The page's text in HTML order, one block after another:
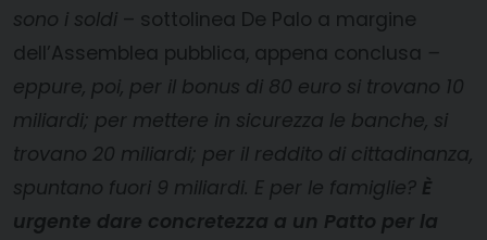
sono i soldi – sottolinea De Palo a margine
dell’Assemblea pubblica, appena conclusa –
eppure, poi, per il bonus di 80 euro si trovano 10
miliardi; per mettere in sicurezza le banche, si
trovano 20 miliardi; per il reddito di cittadinanza,
spuntano fuori 9 miliardi. E per le famiglie? È
urgente dare concretezza a un Patto per la